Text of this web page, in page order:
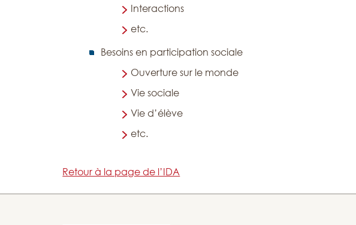
Interactions
etc.
Besoins en participation sociale
Ouverture sur le monde
Vie sociale
Vie d’élève
etc.
Retour à la page de l’IDA